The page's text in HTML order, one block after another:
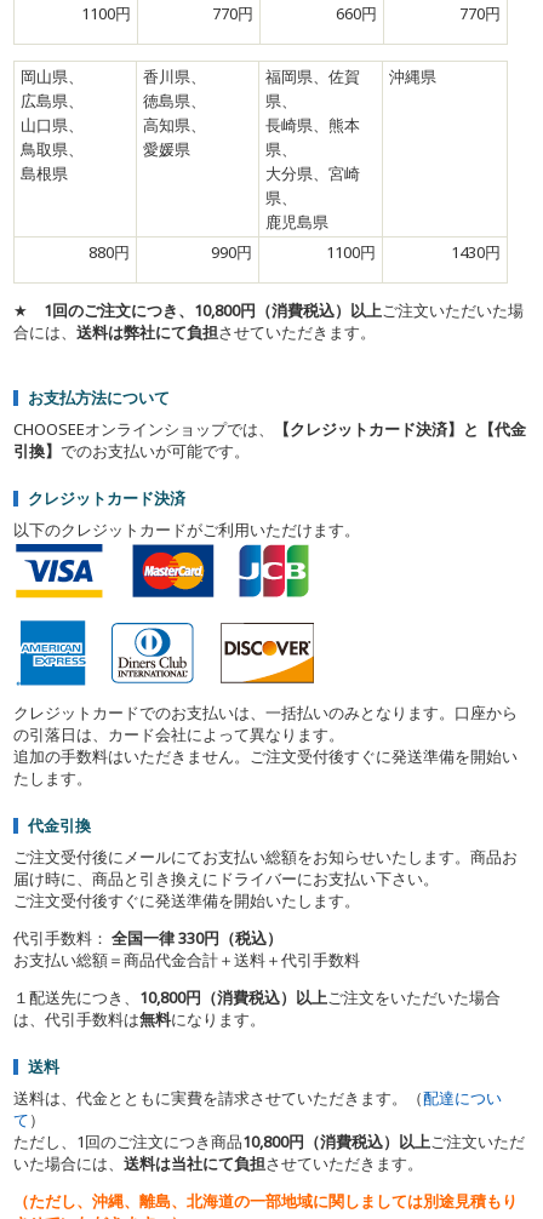
1100円 770円 660円 770円
岡山県、
広島県、
山口県、
鳥取県、
島根県
香川県、
徳島県、
高知県、
愛媛県
福岡県、佐賀
県、
長崎県、熊本
県、
大分県、宮崎
県、
鹿児島県
沖縄県
880円 990円 1100円 1430円
★ 1回のご注文につき、10,800円（消費税込）以上 ご注文いただいた場
合には、送料は弊社にて負担させていただきます。
お支払方法について
CHOOSEEオンラインショップでは、
【クレジットカード決済】と【代金
引換】でのお支払いが可能です。
クレジットカード決済
以下のクレジットカードがご利用いただけます。
クレジットカードでのお支払いは、一括払いのみとなります。口座から
の引落日は、カード会社によって異なります。
追加の手数料はいただきません。ご注文受付後すぐに発送準備を開始い
たします。
代金引換
ご注文受付後にメールにてお支払い総額をお知らせいたします。商品お
届け時に、商品と引き換えにドライバーにお支払い下さい。
ご注文受付後すぐに発送準備を開始いたします。
代引手数料：全国一律 330円（税込）
お支払い総額＝商品代金合計＋送料＋代引手数料
１配送先につき、 10,800円（消費税込）以上 ご注文をいただいた場合
は、代引手数料は無料になります。
送料
送料は、代金とともに実費を請求させていただきます。（配達につい
て）
ただし、1回のご注文につき商品10,800円（消費税込）以上 ご注文いただ
いた場合には、送料は当社にて負担させていただきます。
（ただし、沖縄、離島、北海道の一部地域に関しましては別途見積もり